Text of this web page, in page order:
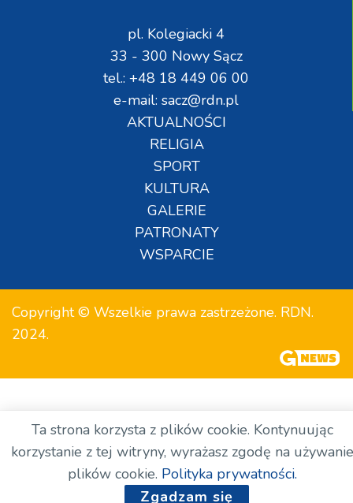
pl. Kolegiacki 4
33 - 300 Nowy Sącz
tel.: +48 18 449 06 00
e-mail: sacz@rdn.pl
AKTUALNOŚCI
RELIGIA
SPORT
KULTURA
GALERIE
PATRONATY
WSPARCIE
Copyright © Wszelkie prawa zastrzeżone. RDN.
2024.
Ta strona korzysta z plików cookie. Kontynuując
korzystanie z tej witryny, wyrażasz zgodę na używanie
plików cookie. Polityka prywatności.
Zgadzam się